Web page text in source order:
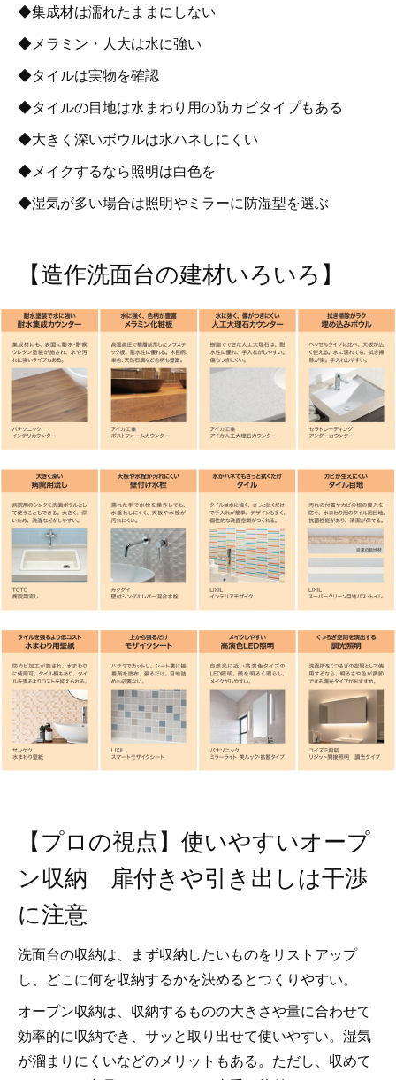
◆集成材は濡れたままにしない
◆メラミン・人大は水に強い
◆タイルは実物を確認
◆タイルの目地は水まわり用の防カビタイプもある
◆大きく深いボウルは水ハネしにくい
◆メイクするなら照明は白色を
◆湿気が多い場合は照明やミラーに防湿型を選ぶ
【造作洗面台の建材いろいろ】
【プロの視点】使いやすいオープ
ン収納 扉付きや引き出しは干渉
に注意
洗面台の収納は、まず収納したいものをリストアップ
し、どこに何を収納するかを決めるとつくりやすい。
オープン収納は、収納するものの大きさや量に合わせて
効率的に収納でき、サッと取り出せて使いやすい。湿気
が溜まりにくいなどのメリットもある。ただし、収めて